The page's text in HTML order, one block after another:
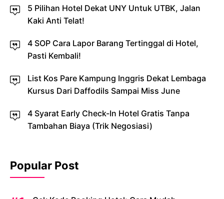
5 Pilihan Hotel Dekat UNY Untuk UTBK, Jalan
Kaki Anti Telat!
4 SOP Cara Lapor Barang Tertinggal di Hotel,
Pasti Kembali!
List Kos Pare Kampung Inggris Dekat Lembaga
Kursus Dari Daffodils Sampai Miss June
4 Syarat Early Check-In Hotel Gratis Tanpa
Tambahan Biaya (Trik Negosiasi)
Popular Post